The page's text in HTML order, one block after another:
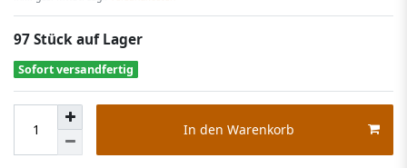
97 Stück auf Lager
Sofort versandfertig
In den Warenkorb